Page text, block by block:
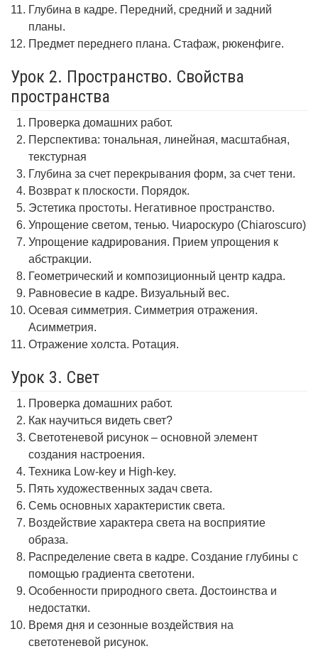
Глубина в кадре. Передний, средний и задний
планы.
Предмет переднего плана. Стафаж, рюкенфиге.
Урок 2. Пространство. Свойства
пространства
Проверка домашних работ.
Перспектива: тональная, линейная, масштабная,
текстурная
Глубина за счет перекрывания форм, за счет тени.
Возврат к плоскости. Порядок.
Эстетика простоты. Негативное пространство.
Упрощение светом, тенью. Чиароскуро (Chiaroscuro)
Упрощение кадрирования. Прием упрощения к
абстракции.
Геометрический и композиционный центр кадра.
Равновесие в кадре. Визуальный вес.
Осевая симметрия. Симметрия отражения.
Асимметрия.
Отражение холста. Ротация.
Урок 3. Свет
Проверка домашних работ.
Как научиться видеть свет?
Светотеневой рисунок – основной элемент
создания настроения.
Техника Low-key и High-key.
Пять художественных задач света.
Семь основных характеристик света.
Воздействие характера света на восприятие
образа.
Распределение света в кадре. Создание глубины с
помощью градиента светотени.
Особенности природного света. Достоинства и
недостатки.
Время дня и сезонные воздействия на
светотеневой рисунок.